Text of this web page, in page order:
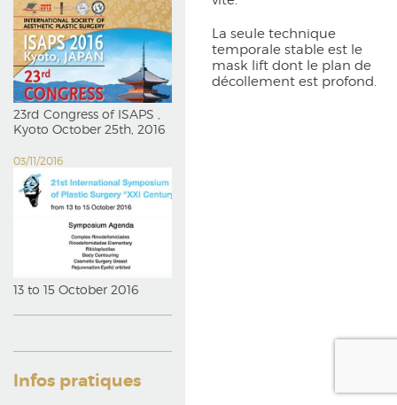
23rd Congress of ISAPS ,
Kyoto October 25th, 2016
03/11/2016
13 to 15 October 2016
Infos pratiques
La seule technique
temporale stable est le
mask lift dont le plan de
décollement est profond.